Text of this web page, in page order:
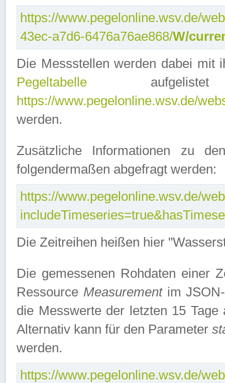
https://www.pegelonline.wsv.de/
43ec-a7d6-6476a76ae868/W/
Die Messstellen werden dabei mit
Pegeltabelle
https://www.pegelonline.wsv.de/
werden.
Zusätzliche Informationen zu
folgendermaßen abgefragt werden:
https://www.pegelonline.wsv.de/
Die Zeitreihen heißen hier
Die gemessenen Rohdaten einer
Ressource Measurementim JSON-
die Messwerte der letzten 15
Alternativ kann für den Parameter
werden.
https://www.pegelonline.wsv.de/